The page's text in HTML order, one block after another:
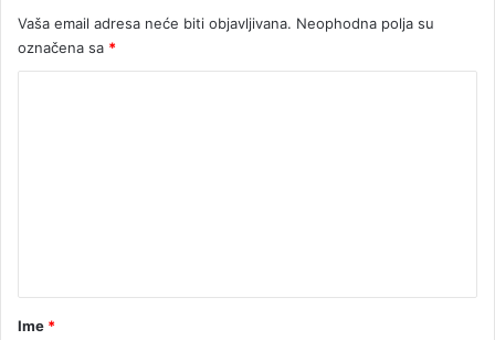
o
g
d
v
a
t
Vaša email adresa neće biti objavljivana. Neophodna polja su
označena sa *
rIme *